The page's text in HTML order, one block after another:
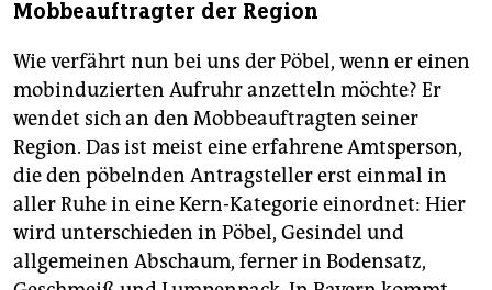
Mobbeauftragter der Region
Wie verfährt nun bei uns der Pöbel, wenn er einen
mobinduzierten Aufruhr anzetteln möchte? Er
wendet sich an den Mobbeauftragten seiner
Region. Das ist meist eine erfahrene Amtsperson,
die den pöbelnden Antragsteller erst einmal in
aller Ruhe in eine Kern-Kategorie einordnet: Hier
wird unterschieden in Pöbel, Gesindel und
allgemeinen Abschaum, ferner in Bodensatz,